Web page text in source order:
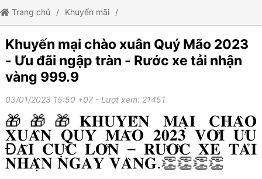
Trang chủ Khuyến mãi
Khuyến mại chào xuân Quý Mão 2023 - Ưu đãi ngập tràn - Rước xe
tải nhận vàng 999.9
Khuyến mại chào xuân Quý Mão 2023
- Ưu đãi ngập tràn - Rước xe tải nhận
vàng 999.9
03/01/2023 15:50 +07 - Lượt xem: 21451
🎁🎁🎁𝐊𝐇𝐔𝐘𝐄̂́𝐍 𝐌𝐀̣𝐈 𝐂𝐇𝐀̀𝐎
𝐗𝐔𝐀̂𝐍 𝐐𝐔𝐘́ 𝐌𝐀̃𝐎 𝟐𝟎𝟐𝟑 𝐕𝐎̛́𝐈 𝐔̛𝐔
Đ𝐀̃𝐈 𝐂𝐔̛̣𝐂 𝐋𝐎̛́𝐍 – 𝐑𝐔̛𝐎̛́𝐂 𝐗𝐄 𝐓𝐀̉𝐈
𝐍𝐇𝐀̣̂𝐍 𝐍𝐆𝐀𝐘 𝐕𝐀̀𝐍𝐆.👏👏👏👏